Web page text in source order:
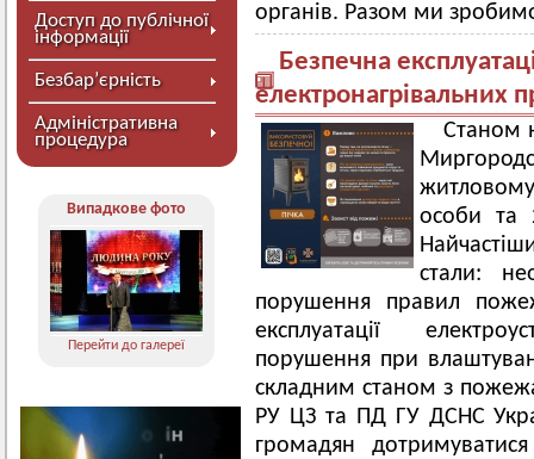
Доступ до публічної
інформації
Безбар’єрність
Адміністративна
процедура
Випадкове фото
Перейти до галереї
органів. Разом ми
Безпечна
електронагрівальних
Станом
житловому
особи та
стали:
порушення правил
експлуатації
порушення при
складним станом з
РУ ЦЗ та ПД ГУ ДСНС
громадян